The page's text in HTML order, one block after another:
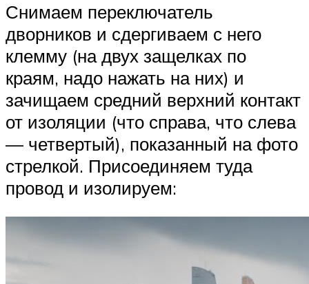
Снимаем переключатель
дворников и сдергиваем с него
клемму (на двух защелках по
краям, надо нажать на них) и
зачищаем средний верхний контакт
от изоляции (что справа, что слева
— четвертый), показанный на фото
стрелкой. Присоединяем туда
провод и изолируем: